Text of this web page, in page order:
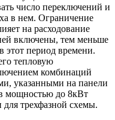
число переключений и
в нем. Ограничение
на расходование
включены, тем меньше
этот период времени.
тепловую
комбинаций
указанными на панели
мощностью до 8кВт
трехфазной схемы.